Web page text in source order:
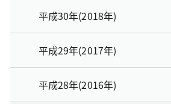
平成30年(2018年)
平成29年(2017年)
平成28年(2016年)